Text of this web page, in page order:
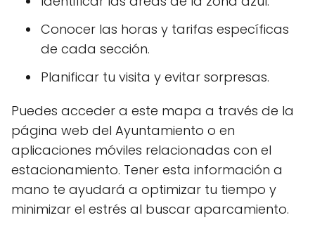
Conocer las horas y tarifas específicas
de cada sección.
Planificar tu visita y evitar sorpresas.
Puedes acceder a este mapa a través de la
página web del Ayuntamiento o en
aplicaciones móviles relacionadas con el
estacionamiento. Tener esta información a
mano te ayudará a optimizar tu tiempo y
minimizar el estrés al buscar aparcamiento.